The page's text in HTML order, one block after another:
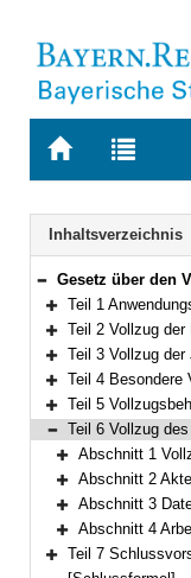
Zur
Zur
letzten
Suche
Inhaltsverzeichnis
Bereich reduzieren
Gesetz über den Vollzug der Freiheitsstrafe und der
Bereich erweitern
Teil 1
Bereich erweitern
Teil 2 Vollzug
Bereich erweitern
Teil 3 Vollzug
Bereich erweitern
Teil 4 Besondere Vorschriften
Bereich erweitern
Teil 5
Bereich reduzieren
Teil 6 Vollzug des
Bereich erweitern
Abschnitt 1 Vollzug
Bereich erweitern
Abschnitt 2
Bereich erweitern
Abschnitt 3
Bereich erweitern
Abschnitt 4
Bereich erweitern
Teil 7